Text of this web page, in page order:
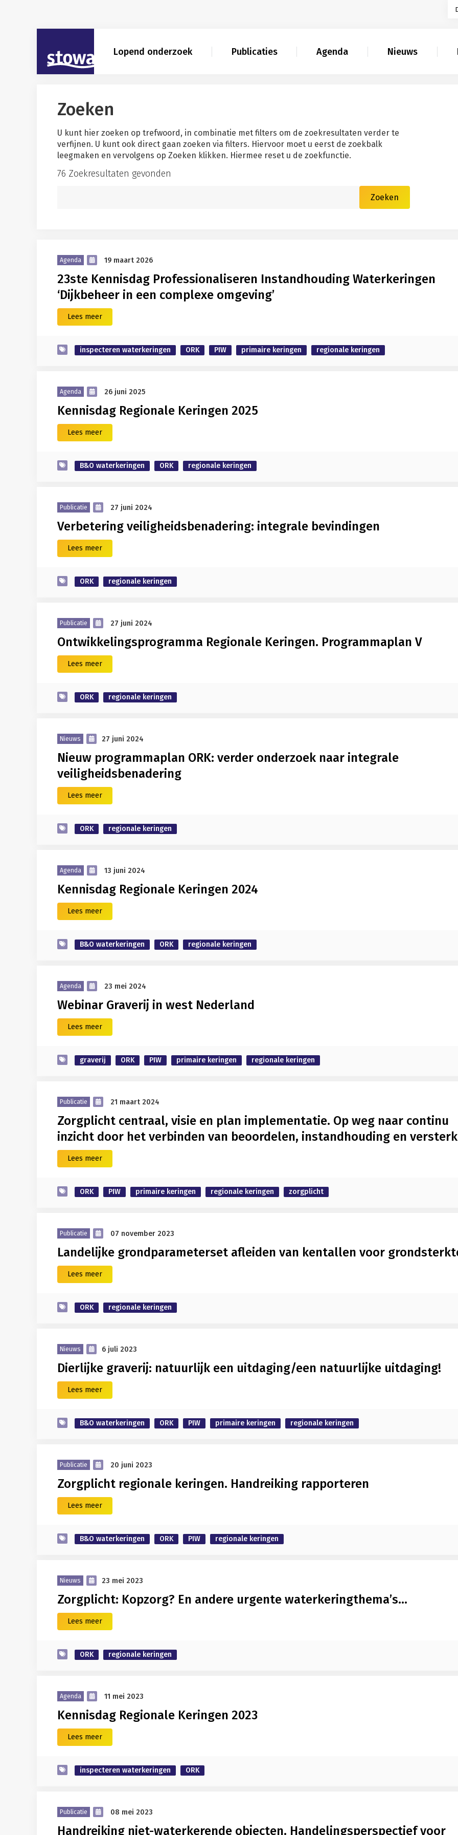
Lopend onderzoek Publicaties Agenda Nieuws
Zoeken
U kunt hier zoeken op trefwoord, in combinatie met filters om de zoekresultaten verder te
verfijnen. U kunt ook direct gaan zoeken via filters. Hiervoor moet u eerst de zoekbalk
leegmaken en vervolgens op Zoeken klikken. Hiermee reset u de zoekfunctie.
76 Zoekresultaten gevonden
Agenda 19 maart 2026
23ste Kennisdag Professionaliseren Instandhouding Waterkeringen
‘Dijkbeheer in een complexe omgeving’
Lees meer
inspecteren waterkeringen ORK PIW primaire keringen regionale keringen
Agenda 26 juni 2025
Kennisdag Regionale Keringen 2025
Lees meer
B&O waterkeringen ORK regionale keringen
Publicatie 27 juni 2024
Verbetering veiligheidsbenadering: integrale bevindingen
Lees meer
ORK regionale keringen
Publicatie 27 juni 2024
Ontwikkelingsprogramma Regionale Keringen. Programmaplan V
Lees meer
ORK regionale keringen
Nieuws 27 juni 2024
Nieuw programmaplan ORK: verder onderzoek naar integrale
veiligheidsbenadering
Lees meer
ORK regionale keringen
Agenda 13 juni 2024
Kennisdag Regionale Keringen 2024
Lees meer
B&O waterkeringen ORK regionale keringen
Agenda 23 mei 2024
Webinar Graverij in west Nederland
Lees meer
graverij ORK PIW primaire keringen regionale keringen
Publicatie 21 maart 2024
Zorgplicht centraal, visie en plan implementatie. Op weg naar continu
inzicht door het verbinden van beoordelen, instandhouding en
Lees meer
ORK PIW primaire keringen regionale keringen zorgplicht
Publicatie 07 november 2023
Landelijke grondparameterset afleiden van kentallen voor
Lees meer
ORK regionale keringen
Nieuws 6 juli 2023
Dierlijke graverij: natuurlijk een uitdaging/een natuurlijke uitdaging!
Lees meer
B&O waterkeringen ORK PIW primaire keringen regionale keringen
Publicatie 20 juni 2023
Zorgplicht regionale keringen. Handreiking rapporteren
Lees meer
B&O waterkeringen ORK PIW regionale keringen
Nieuws 23 mei 2023
Zorgplicht: Kopzorg? En andere urgente waterkeringthema’s…
Lees meer
ORK regionale keringen
Agenda 11 mei 2023
Kennisdag Regionale Keringen 2023
Lees meer
inspecteren waterkeringen ORK
Publicatie 08 mei 2023
Handreiking niet-waterkerende objecten. Handelingsperspectief voor